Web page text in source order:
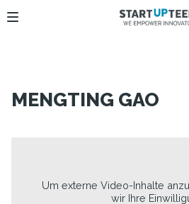
MENGTING GAO
Um externe Video-Inhalte
wir Ihre